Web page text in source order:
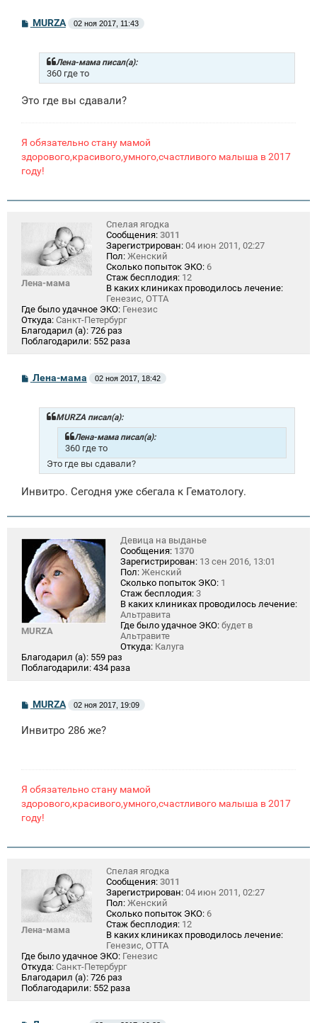
С
о
е
MURZA 02 ноя 2017, 11:43
Лена-мама писал(а):
360 где то
Это где вы сдавали?
Я обязательно стану мамой
здорового,красивого,умного,счастливого малыша в 2017
году!
Лена-мама
Спелая ягодка
Сообщения: 3011
Зарегистрирован: 04 июн 2011, 02:27
Пол: Женский
Сколько попыток ЭКО: 6
Стаж бесплодия: 12
В каких клиниках проводилось лечение:
Генезис, ОТТА
Где было удачное ЭКО: Генезис
Откуда: Санкт-Петербург
Благодарил (а): 726 раз
Поблагодарили: 552 раза
С
Лена-мама 02 ноя 2017, 18:42
MURZA писал(а):
Лена-мама писал(а):
360 где то
Это где вы сдавали?
Инвитро. Сегодня уже сбегала к Гематологу.
MURZA
Девица на выданье
Сообщения: 1370
Зарегистрирован: 13 сен 2016, 13:01
Пол: Женский
Сколько попыток ЭКО: 1
Стаж бесплодия: 3
В каких клиниках проводилось лечение:
Альтравита
Где было удачное ЭКО: будет в
Альтравите
Откуда: Калуга
Благодарил (а): 559 раз
Поблагодарили: 434 раза
С
б
MURZA 02 ноя 2017, 19:09
Инвитро 286 же?
Я обязательно стану мамой
здорового,красивого,умного,счастливого малыша в 2017
году!
Лена-мама
Спелая ягодка
Сообщения: 3011
Зарегистрирован: 04 июн 2011, 02:27
Пол: Женский
Сколько попыток ЭКО: 6
Стаж бесплодия: 12
В каких клиниках проводилось лечение:
Генезис, ОТТА
Где было удачное ЭКО: Генезис
Откуда: Санкт-Петербург
Благодарил (а): 726 раз
Поблагодарили: 552 раза